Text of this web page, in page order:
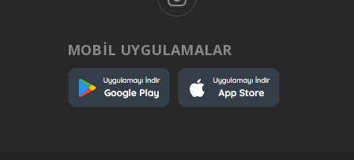
MOBİL UYGULAMALAR